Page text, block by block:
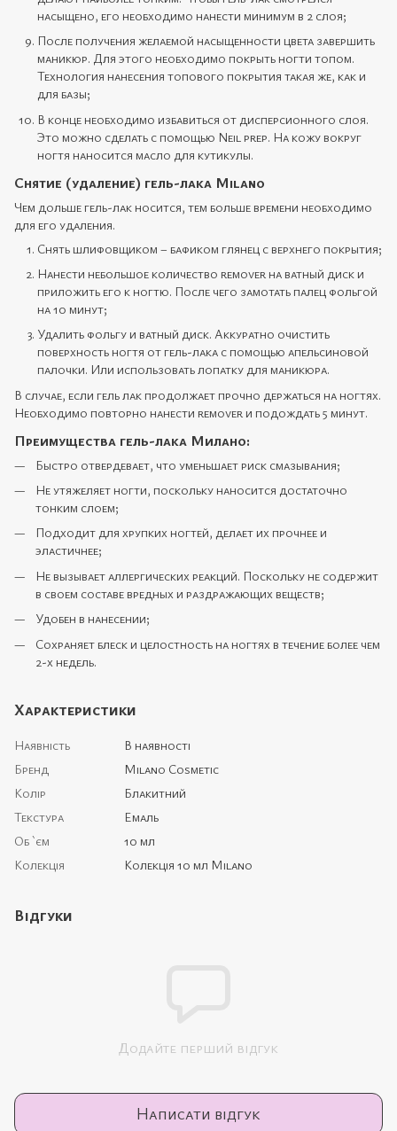
насыщено, его необходимо нанести минимум в 2 слоя;
После получения желаемой насыщенности цвета завершить
маникюр. Для этого необходимо покрыть ногти топом.
Технология нанесения топового покрытия такая же, как и
для базы;
В конце необходимо избавиться от дисперсионного слоя.
Это можно сделать с помощью Neil prep. На кожу вокруг
ногтя наносится масло для кутикулы.
Снятие (удаление) гель-лака Milano
Чем дольше гель-лак носится, тем больше времени необходимо
для его удаления.
Снять шлифовщиком – бафиком глянец с верхнего покрытия;
Нанести небольшое количество remover на ватный диск и
приложить его к ногтю. После чего замотать палец фольгой
на 10 минут;
Удалить фольгу и ватный диск. Аккуратно очистить
поверхность ногтя от гель-лака с помощью апельсиновой
палочки. Или использовать лопатку для маникюра.
В случае, если гель лак продолжает прочно держаться на ногтях.
Необходимо повторно нанести rеmover и подождать 5 минут.
Преимущества гель-лака Милано:
Быстро отвердевает, что уменьшает риск смазывания;
Не утяжеляет ногти, поскольку наносится достаточно
тонким слоем;
Подходит для хрупких ногтей, делает их прочнее и
эластичнее;
Не вызывает аллергических реакций. Поскольку не содержит
в своем составе вредных и раздражающих веществ;
Удобен в нанесении;
Сохраняет блеск и целостность на ногтях в течение более чем
2-х недель.
Характеристики
Наявність
В наявності
Бренд
Milano Cosmetic
Колір
Блакитний
Текстура
Емаль
Об `єм
10 мл
Колекція
Колекція 10 мл Milano
Відгуки
Додайте перший відгук
Написати відгук